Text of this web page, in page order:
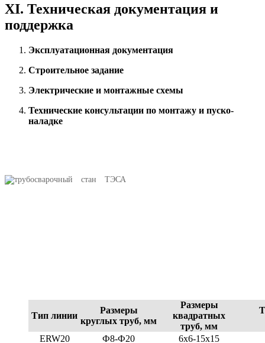
XI. Техническая документация и
поддержка
Эксплуатационная документация
Строительное задание
Электрические и монтажные схемы
Технические консультации по монтажу и пуско-
наладке
Тип линии
Размеры
круглых труб, мм
Размеры
квадратных
труб, мм
ERW20 Ф8-Ф20 6x6-15x15